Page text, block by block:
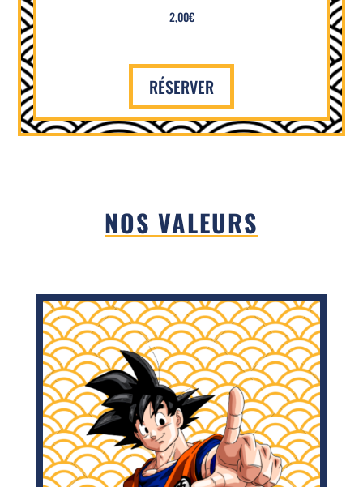
2,00€
RÉSERVER
NOS VALEURS